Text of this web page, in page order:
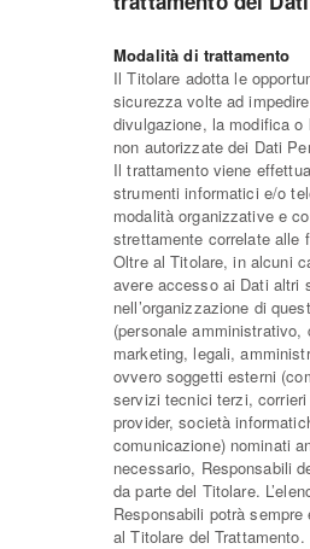
Modalità di trattamento
Il Titolare adotta le
sicurezza volte ad
divulgazione, la modifica o
non autorizzate dei Dati
Il trattamento viene
strumenti informatici e/o
modalità organizzative e
strettamente correlate alle
Oltre al Titolare, in alcuni
avere accesso ai Dati altri
nell’organizzazione di
(personale amministrativo,
marketing, legali,
ovvero soggetti esterni
servizi tecnici terzi,
provider, società
comunicazione) nominati
necessario, Responsabili
da parte del Titolare.
Responsabili potrà
al Titolare del Trattamento.